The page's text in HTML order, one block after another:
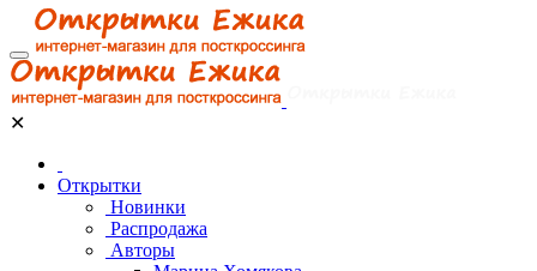
✕
Открытки
Новинки
Распродажа
Авторы